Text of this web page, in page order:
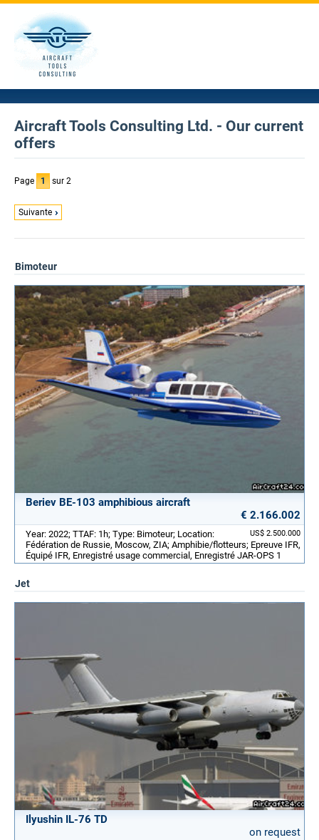
Aircraft Tools Consulting Ltd. - Our current
offers
Page 1 sur 2
Suivante
Bimoteur
Beriev BE-103 amphibious aircraft
€ 2.166.002
US$ 2.500.000
Year: 2022; TTAF: 1h; Type: Bimoteur; Location:
Fédération de Russie, Moscow, ZIA; Amphibie/flotteurs; Epreuve IFR,
Équipé IFR, Enregistré usage commercial, Enregistré JAR-OPS 1
Jet
Ilyushin IL-76 TD
on request